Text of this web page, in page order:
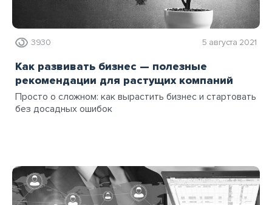
3930 5 августа 2021
Как развивать бизнес — полезные
рекомендации для растущих компаний
Просто о сложном: как вырастить бизнес и стартовать
без досадных ошибок